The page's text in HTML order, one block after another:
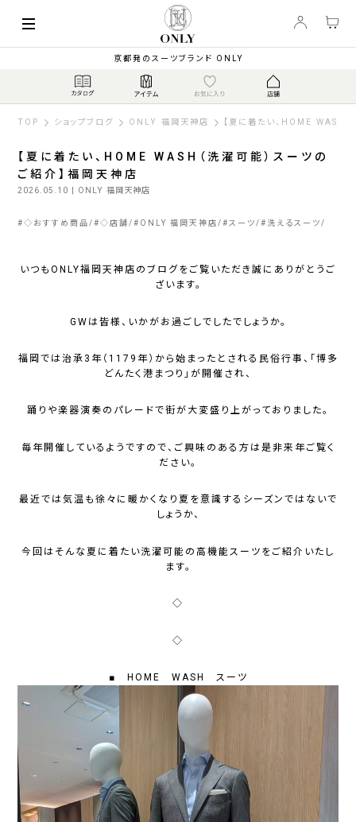
京都発のスーツブランド ONLY
TOP ショップブログ ONLY 福岡天神店 【夏に着たい、HOME WASH
【夏に着たい、HOME WASH（洗濯可能）スーツの
ご紹介】福岡天神店
2026.05.10 | ONLY 福岡天神店
#◇おすすめ商品 #◇店舗 # ONLY 福岡天神店 # スーツ # 洗えるスーツ
いつもONLY福岡天神店のブログをご覧いただき誠にありがとうご
ざいます。
GWは皆様、いかがお過ごしでしたでしょうか。
福岡では治承3年（1179年）から始まったとされる民俗行事、「博多
どんたく港まつり」が開催され、
踊りや楽器演奏のパレードで街が大変盛り上がっておりました。
毎年開催しているようですので、ご興味のある方は是非来年ご覧く
ださい。
最近では気温も徐々に暖かくなり夏を意識するシーズンではないで
しょうか、
今回はそんな夏に着たい洗濯可能の高機能スーツをご紹介いたし
ます。
◇
◇
■ HOME WASH スーツ